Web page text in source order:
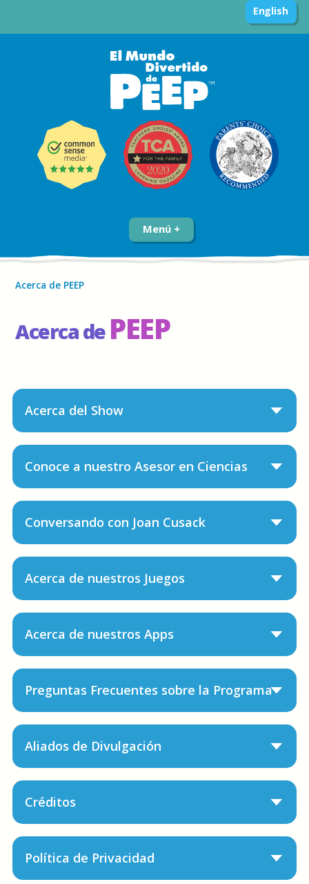
English
Menú
Acerca de PEEP
Acerca de PEEP
Acerca del Show
Conoce a nuestro Asesor en Ciencias
Conversando con Joan Cusack
Acerca de nuestros Juegos
Acerca de nuestros Apps
Preguntas Frecuentes sobre la Programa
Aliados de Divulgación
Créditos
Política de Privacidad